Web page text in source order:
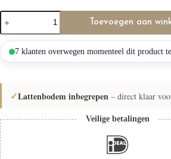
Kinderbed
SALICE
XL
verzending
Toevoegen aan
7 klanten overwegen momenteel dit product te
✓Lattenbodem inbegrepen – direct klaar
Veilige betalingen